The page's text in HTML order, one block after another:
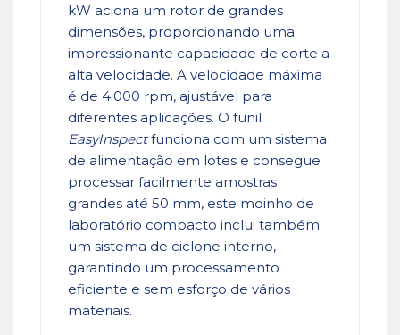
kW aciona um rotor de grandes
dimensões, proporcionando uma
impressionante capacidade de corte a
alta velocidade. A velocidade máxima
é de 4.000 rpm, ajustável para
diferentes aplicações. O funil
EasyInspectfunciona com um sistema
de alimentação em lotes e consegue
processar facilmente amostras
grandes até 50 mm, este moinho de
laboratório compacto inclui também
um sistema de ciclone interno,
garantindo um processamento
eficiente e sem esforço de vários
materiais.